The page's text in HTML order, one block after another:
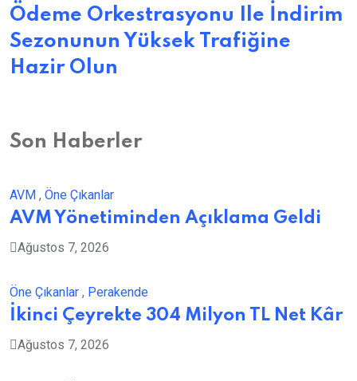
Ödeme Orkestrasyonu Ile İndirim
Sezonunun Yüksek Trafiğine
Hazir Olun
Son Haberler
AVM , Öne Çıkanlar
AVM Yönetiminden Açıklama Geldi
Ağustos 7, 2026
Öne Çıkanlar , Perakende
İkinci Çeyrekte 304 Milyon TL Net Kâr
Ağustos 7, 2026